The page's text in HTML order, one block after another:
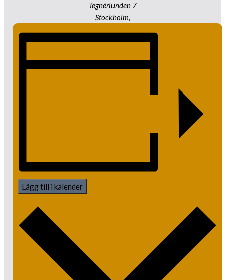
Tegnérlunden 7
Stockholm,
Lägg till i kalender